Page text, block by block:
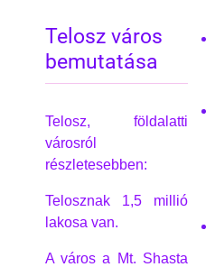
Telosz város
bemutatása
Telosz, földalatti
városról
részletesebben:
Telosznak 1,5 millió
lakosa van.
A város a Mt. Shasta